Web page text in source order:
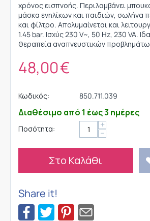
χρόνος εισπνοής. Περιλαμβάνει
μάσκα ενηλίκων και παιδιών, σωλήνα
και φίλτρο. Απολυμαίνεται και
1.45 bar. Ισχύς 230 V~, 50 Hz, 230 VA.
θεραπεία αναπνευστικών
48,00€
Κωδικός: 850.711.039
Διαθέσιμο από 1 έως 3 ημέρες
Ποσότητα: +
−
Στο Καλάθι
Share it!